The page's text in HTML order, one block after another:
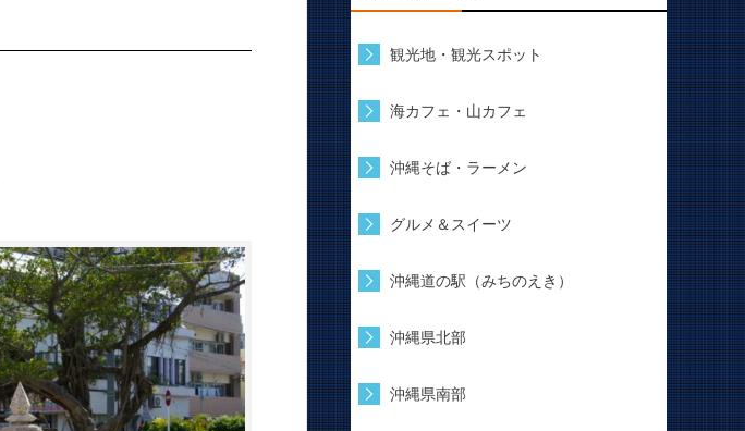
観光地・観光スポット
海カフェ・山カフェ
沖縄そば・ラーメン
グルメ＆スイーツ
沖縄道の駅（みちのえき）
沖縄県北部
沖縄県南部